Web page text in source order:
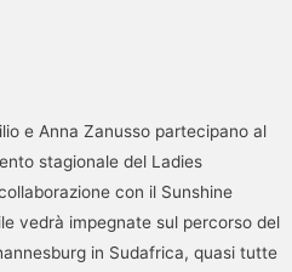
e Anna Zanusso partecipano al
stagionale del Ladies
con il Sunshine
vedrà impegnate sul percorso del
in Sudafrica, quasi tutte